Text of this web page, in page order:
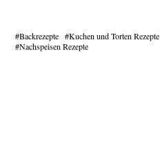
Backrezepte Kuchen und Torten Rezepte
Nachspeisen Rezepte